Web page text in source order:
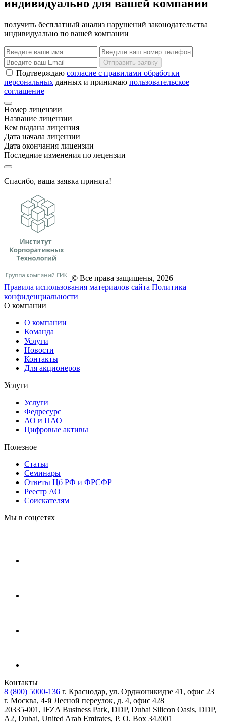
индивидуально для вашей компании
получить бесплатный анализ нарушений законодательства
индивидуально по вашей компании
Отправить заявку
Подтверждаю согласие с правилами обработки
персональных данных и принимаю пользовательское
соглашение
Номер лицензии
Название лицензии
Кем выдана лицензия
Дата начала лицензии
Дата окончания лицензии
Последние изменения по лецензии
Спасибо, ваша заявка принята!
© Все права защищены, 2026
Правила использования материалов сайта Политика
конфиденциальности
О компании
О компании
Команда
Услуги
Новости
Контакты
Для акционеров
Услуги
Услуги
Федресурс
АО и ПАО
Цифровые активы
Полезное
Статьи
Cеминары
Ответы Цб РФ и ФРСФР
Реестр АО
Соискателям
Мы в соцсетях
Контакты
8 (800) 5000-136 г. Краснодар, ул. Орджоникидзе 41, офис 23
г. Москва, 4-й Лесной переулок, д. 4, офис 428
20335-001, IFZA Business Park, DDP, Dubai Silicon Oasis, DDP,
A2, Dubai, United Arab Emirates, P. O. Box 342001